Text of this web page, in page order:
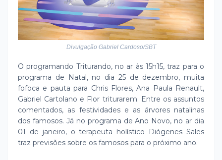
Divulgação Gabriel Cardoso/SBT
O programando Triturando, no ar às 15h15, traz para o
programa de Natal, no dia 25 de dezembro, muita
fofoca e pauta para Chris Flores, Ana Paula Renault,
Gabriel Cartolano e Flor triturarem. Entre os assuntos
comentados, as festividades e as árvores natalinas
dos famosos. Já no programa de Ano Novo, no ar dia
01 de janeiro, o terapeuta holístico Diógenes Sales
traz previsões sobre os famosos para o próximo ano.